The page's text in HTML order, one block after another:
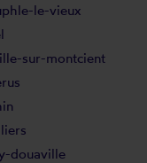
le-vieux
sur-montcient
douaville